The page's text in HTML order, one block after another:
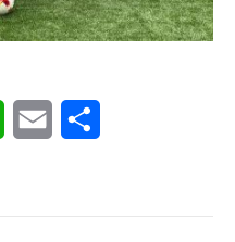
WhatsApp
Email